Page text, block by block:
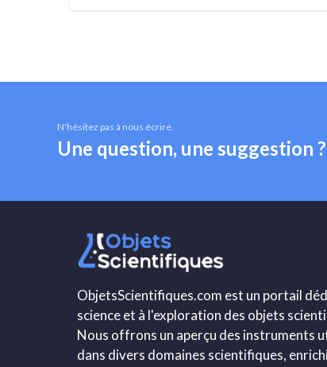
N'hésitez pas à nous écrire.
Une question, une suggestion
ObjetsScientifiques.com est un portail
science et à l'exploration des objets
Nous offrons un aperçu des instruments
dans divers domaines scientifiques,